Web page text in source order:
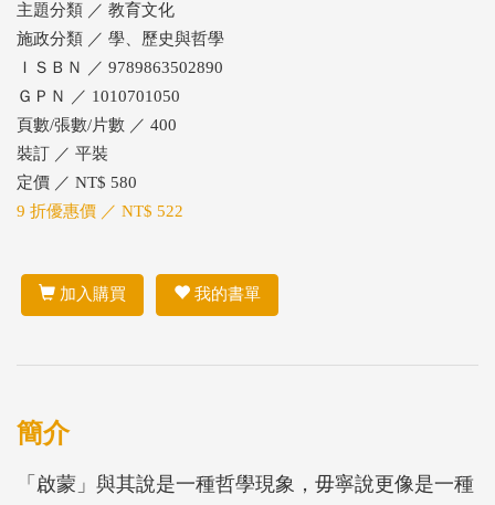
主題分類 ／ 教育文化
施政分類 ／ 學、歷史與哲學
ＩＳＢＮ ／ 9789863502890
ＧＰＮ ／ 1010701050
頁數/張數/片數 ／ 400
裝訂 ／ 平裝
定價 ／ NT$ 580
9 折優惠價 ／ NT$ 522
加入購買 我的書單
簡介
「啟蒙」與其說是一種哲學現象，毋寧說更像是一種